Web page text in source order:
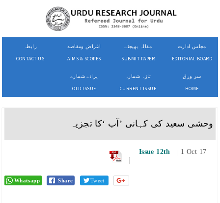
رابطہ
CONTACT US
اغراض ومقاصد
AIMS & SCOPES
مقالہ بھیجئے
SUBMIT PAPER
مجلس ادارت
EDITORIAL BOARD
پرانے شمارے
OLD ISSUE
تازہ شمارہ
CURRENT ISSUE
سر ورق
HOME
وحشی سعید کی کہانی ’آب ‘کا تجزیہ
Issue 12th 1 Oct 17
Whatsapp Share Tweet